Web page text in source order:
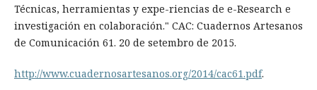
Técnicas, herramientas y expe-riencias de e-Research e
investigación en colaboración." CAC: Cuadernos Artesanos
de Comunicación 61. 20 de setembro de 2015.
http://www.cuadernosartesanos.org/2014/cac61.pdf.